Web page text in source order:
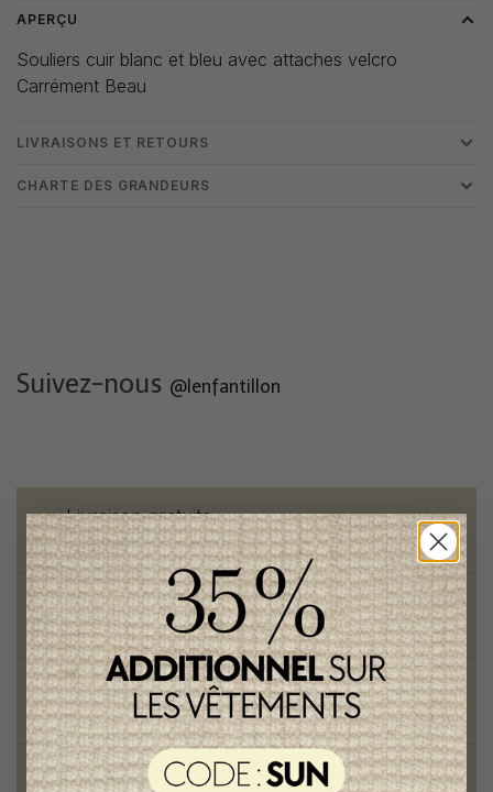
APERÇU
Souliers cuir blanc et bleu avec attaches velcro
Carrément Beau
LIVRAISONS ET RETOURS
CHARTE DES GRANDEURS
Suivez-nous @lenfantillon
Livraison gratuite
sur toute commande de 100 $ et plus
Vêtements chics et tendances
pour mamans et enfants
Style et élégance
qualité remarquable
Fondation des étoiles